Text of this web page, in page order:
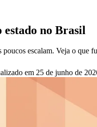
no Brasil
escalam. Veja o que
em 25 de junho de